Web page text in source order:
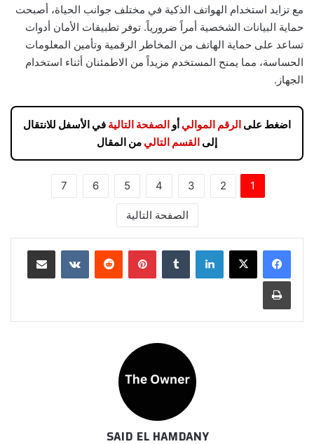
مع تزايد استخدام الهواتف الذكية في مختلف جوانب الحياة، أصبحت
حماية البيانات الشخصية أمراً ضرورياً. توفر تطبيقات الأمان أدوات
تساعد على حماية الهاتف من المخاطر الرقمية وتأمين المعلومات
الحساسة، مما يمنح المستخدم مزيداً من الاطمئنان أثناء استخدام
الجهاز.
اضغط على الرقم الموالي أو الصفحة التالية في الأسفل للانتقال
إلى القسم التالي من المقال
1
2
3
4
5
6
7
الصفحة التالية
لينكدإن بينتيريست مشاركة عبر البريد
طباعة
SAID EL HAMDANY